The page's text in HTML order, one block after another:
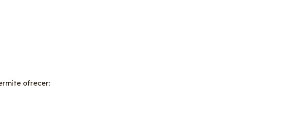
ofrecer: